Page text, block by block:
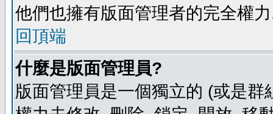
他們也擁有版面管理者的完全權
回頂端
什麼是版面管理員?
版面管理員是一個獨立的 (或是